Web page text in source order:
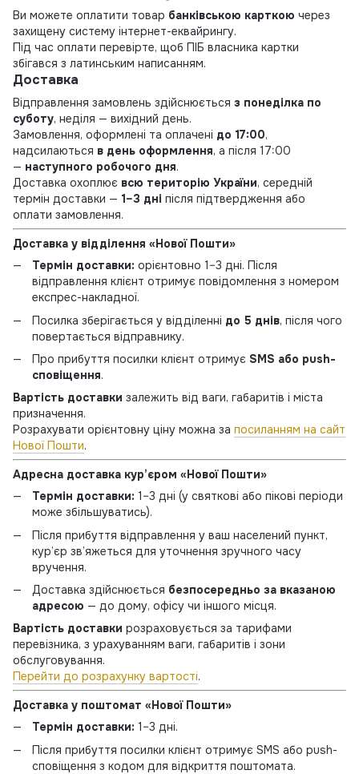
Ви можете оплатити товар банківською карткою через
захищену систему інтернет-еквайрингу.
Під час оплати перевірте, щоб ПІБ власника картки
збігався з латинським написанням.
Доставка
Відправлення замовлень здійснюється з понеділка по
суботу, неділя — вихідний день.
Замовлення, оформлені та оплачені до 17:00,
надсилаються в день оформлення, а після 17:00
— наступного робочого дня.
Доставка охоплює всю територію України, середній
термін доставки — 1–3 дні після підтвердження або
оплати замовлення.
Доставка у відділення «Нової Пошти»
Термін доставки: орієнтовно 1–3 дні. Після
відправлення клієнт отримує повідомлення з номером
експрес-накладної.
Посилка зберігається у відділенні до 5 днів, після чого
повертається відправнику.
Про прибуття посилки клієнт отримує SMS або push-
сповіщення.
Вартість доставки залежить від ваги, габаритів і міста
призначення.
Розрахувати орієнтовну ціну можна за посиланням на сайт
Нової Пошти.
Адресна доставка кур’єром «Нової Пошти»
Термін доставки: 1–3 дні (у святкові або пікові періоди
може збільшуватись).
Після прибуття відправлення у ваш населений пункт,
кур’єр зв’яжеться для уточнення зручного часу
вручення.
Доставка здійснюється безпосередньо за вказаною
адресою — до дому, офісу чи іншого місця.
Вартість доставки розраховується за тарифами
перевізника, з урахуванням ваги, габаритів і зони
обслуговування.
Перейти до розрахунку вартості.
Доставка у поштомат «Нової Пошти»
Термін доставки: 1–3 дні.
Після прибуття посилки клієнт отримує SMS або push-
сповіщення з кодом для відкриття поштомата.